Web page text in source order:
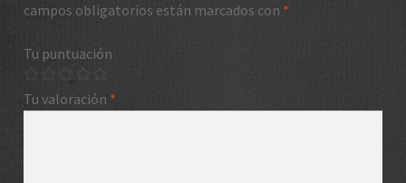
campos obligatorios están marcados con *
Tu puntuación
Tu valoración *